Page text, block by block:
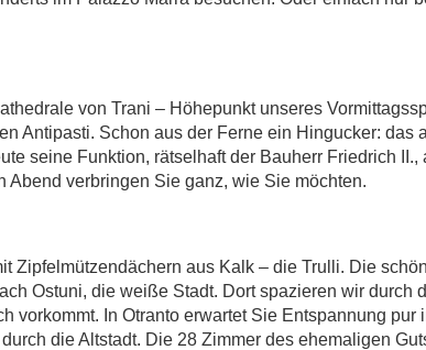
von Trani – Höhepunkt unseres
Antipasti. Schon aus der Ferne ein Hingucker:
seine Funktion, rätselhaft der Bauherr Friedrich
Abend verbringen Sie ganz, wie Sie möchten.
Zipfelmützendächern aus Kalk – die Trulli. Die
Ostuni, die weiße Stadt. Dort spazieren wir durch
vorkommt. In Otranto erwartet Sie Entspannung
die Altstadt. Die 28 Zimmer des ehemaligen